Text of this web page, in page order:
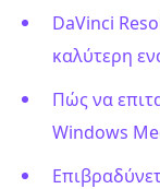
DaVinci
καλύτερη
Πώς να
Windows